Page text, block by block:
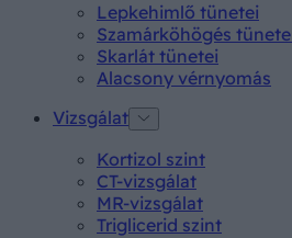
Lepkehimlő tünetei
Szamárköhögés
Skarlát tünetei
Alacsony vérnyomás
Vizsgálat
Kortizol szint
CT-vizsgálat
MR-vizsgálat
Triglicerid szint